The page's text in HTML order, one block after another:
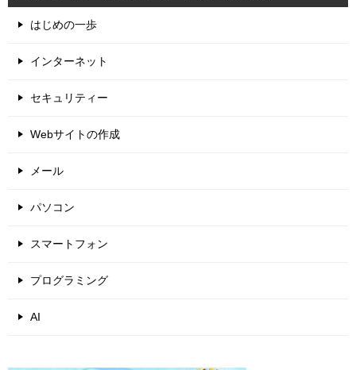
はじめの一歩
インターネット
セキュリティー
Webサイトの作成
メール
パソコン
スマートフォン
プログラミング
AI